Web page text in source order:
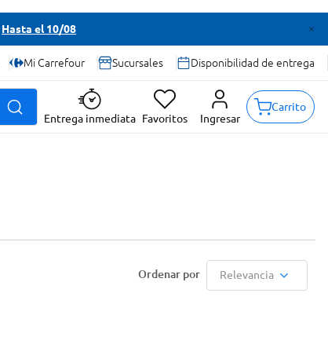
Hasta el 10/08
Mi Carrefour Sucursales Disponibilidad de entrega
Entrega inmediata Favoritos Ingresar
Carrito
Relevancia